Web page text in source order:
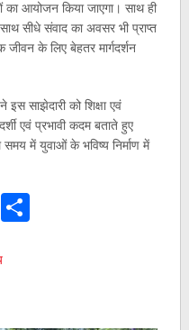
का आयोजन किया जाएगा। साथ ही
सीधे संवाद का अवसर भी प्राप्त
के लिए बेहतर मार्गदर्शन
साझेदारी को शिक्षा एवं
एवं प्रभावी कदम बताते हुए
में युवाओं के भविष्य निर्माण में
Share